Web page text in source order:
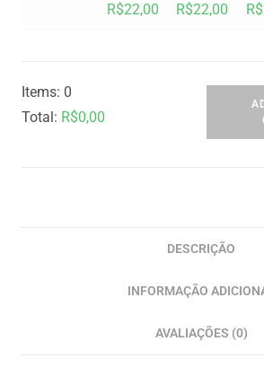
R$22,00 R$22,00 R$
Items: 0
Total: R$0,00
DESCRIÇÃO
INFORMAÇÃO
AVALIAÇÕES (0)